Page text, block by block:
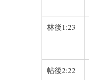
林後1:23
帖後2:22